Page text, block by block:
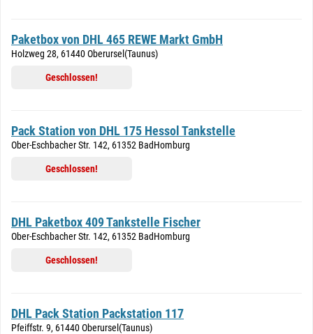
Paketbox von DHL 465 REWE Markt GmbH
Holzweg 28, 61440 Oberursel(Taunus)
Geschlossen!
Pack Station von DHL 175 Hessol Tankstelle
Ober-Eschbacher Str. 142, 61352 BadHomburg
Geschlossen!
DHL Paketbox 409 Tankstelle Fischer
Ober-Eschbacher Str. 142, 61352 BadHomburg
Geschlossen!
DHL Pack Station Packstation 117
Pfeiffstr. 9, 61440 Oberursel(Taunus)